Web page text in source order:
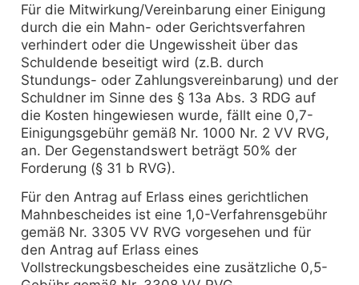
Für die Mitwirkung/Vereinbarung einer Einigung
durch die ein Mahn- oder Gerichtsverfahren
verhindert oder die Ungewissheit über das
Schuldende beseitigt wird (z.B. durch
Stundungs- oder Zahlungsvereinbarung) und der
Schuldner im Sinne des § 13a Abs. 3 RDG auf
die Kosten hingewiesen wurde, fällt eine 0,7-
Einigungsgebühr gemäß Nr. 1000 Nr. 2 VV RVG,
an. Der Gegenstandswert beträgt 50% der
Forderung (§ 31 b RVG).
Für den Antrag auf Erlass eines gerichtlichen
Mahnbescheides ist eine 1,0-Verfahrensgebühr
gemäß Nr. 3305 VV RVG vorgesehen und für
den Antrag auf Erlass eines
Vollstreckungsbescheides eine zusätzliche 0,5-